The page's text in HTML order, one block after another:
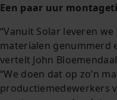
Een paar uur
“Vanuit Solar leveren
materialen genummerd
vertelt John
“We doen dat op zo’n
productiemedewerkers